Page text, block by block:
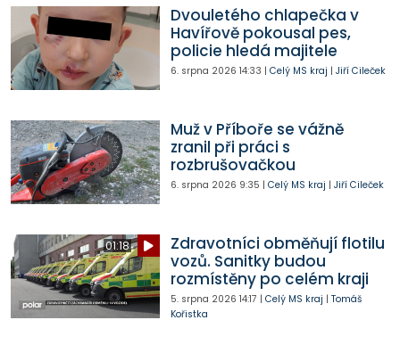
Dvouletého chlapečka v
Havířově pokousal pes,
policie hledá majitele
6. srpna 2026 14:33 | Celý MS kraj | Jiří Cileček
Muž v Příboře se vážně
zranil při práci s
rozbrušovačkou
6. srpna 2026 9:35 | Celý MS kraj | Jiří Cileček
01:18
Zdravotníci obměňují flotilu
vozů. Sanitky budou
rozmístěny po celém kraji
5. srpna 2026 14:17 | Celý MS kraj | Tomáš
Kořistka